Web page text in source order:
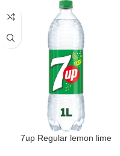
7up Regular lemon lime